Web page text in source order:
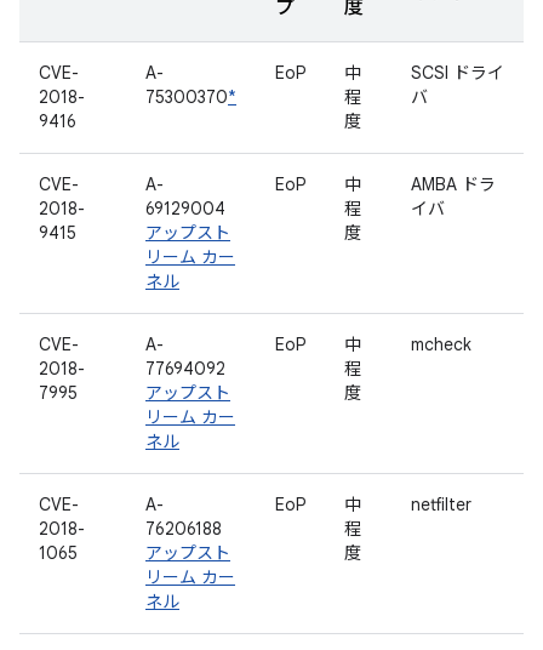
プ
度
CVE-
2018-
9416
A-
75300370*
EoP
中
程
度
SCSI ドライ
バ
CVE-
2018-
9415
A-
69129004
アップスト
リーム カー
ネル
EoP
中
程
度
AMBA ドラ
イバ
CVE-
2018-
7995
A-
77694092
アップスト
リーム カー
ネル
EoP
中
程
度
mcheck
CVE-
2018-
1065
A-
76206188
アップスト
リーム カー
ネル
EoP
中
程
度
netfilter